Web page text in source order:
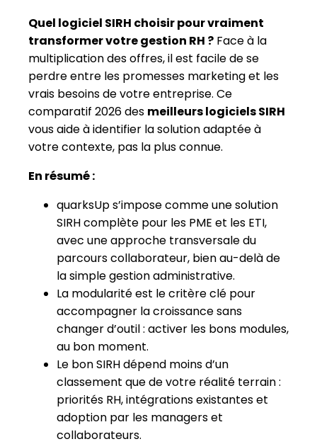
Quel logiciel SIRH choisir pour vraiment
transformer votre gestion RH ? Face à la
multiplication des offres, il est facile de se
perdre entre les promesses marketing et les
vrais besoins de votre entreprise. Ce
comparatif 2026 des meilleurs logiciels SIRH
vous aide à identifier la solution adaptée à
votre contexte, pas la plus connue.
En résumé :
quarksUp s’impose comme une solution
SIRH complète pour les PME et les ETI,
avec une approche transversale du
parcours collaborateur, bien au-delà de
la simple gestion administrative.
La modularité est le critère clé pour
accompagner la croissance sans
changer d’outil : activer les bons modules,
au bon moment.
Le bon SIRH dépend moins d’un
classement que de votre réalité terrain :
priorités RH, intégrations existantes et
adoption par les managers et
collaborateurs.